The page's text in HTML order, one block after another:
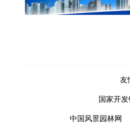
友
国家开
中国风景园林网